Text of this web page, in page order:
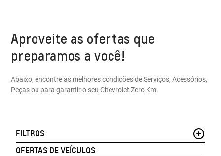
Aproveite as ofertas que
preparamos a você!
Abaixo, encontre as melhores condições de Serviços, Acessórios,
Peças ou para garantir o seu Chevrolet Zero Km.